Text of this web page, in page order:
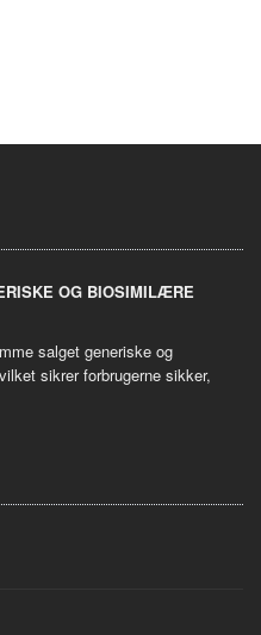
OG BIOSIMILÆRE
salget generiske og
sikrer forbrugerne sikker,